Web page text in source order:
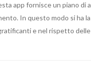
app fornisce un piano
In questo modo si ha
e nel rispetto